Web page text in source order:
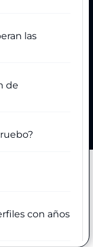
las
de
con años